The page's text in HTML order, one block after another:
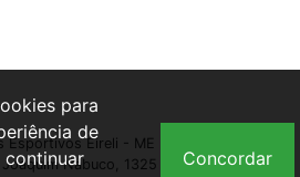
Eireli - ME | CNPJ:
Nabuco, 1325 - São Cristóvão,
para
de
continuar
Concordar